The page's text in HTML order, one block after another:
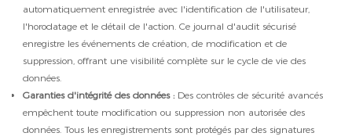
automatiquement enregistrée avec l'identification de l'utilisateur,
l'horodatage et le détail de l'action. Ce journal d'audit sécurisé
enregistre les événements de création, de modification et de
suppression, offrant une visibilité complète sur le cycle de vie des
données.
Garanties d'intégrité des données :Des contrôles de sécurité avancés
empêchent toute modification ou suppression non autorisée des
données. Tous les enregistrements sont protégés par des signatures